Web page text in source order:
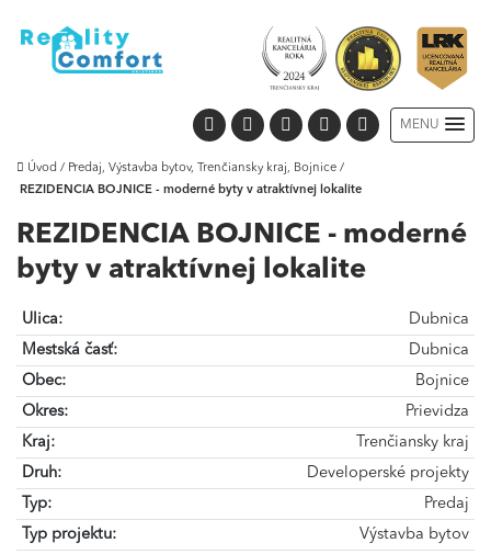
MENU
Úvod / Predaj, Výstavba bytov, Trenčiansky kraj, Bojnice /
REZIDENCIA BOJNICE - moderné byty v atraktívnej lokalite
REZIDENCIA BOJNICE - moderné
byty v atraktívnej lokalite
Ulica:
Dubnica
Mestská časť:
Dubnica
Obec:
Bojnice
Okres:
Prievidza
Kraj:
Trenčiansky kraj
Druh:
Developerské projekty
Typ:
Predaj
Typ projektu:
Výstavba bytov